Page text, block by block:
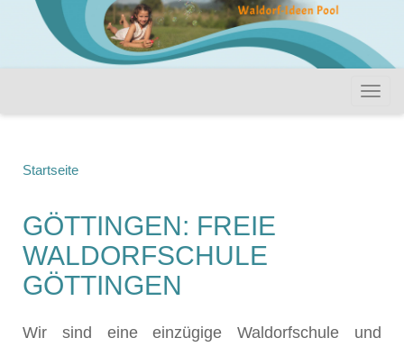
Startseite
GÖTTINGEN: FREIE
WALDORFSCHULE
GÖTTINGEN
Wir sind eine einzügige Waldorfschule und